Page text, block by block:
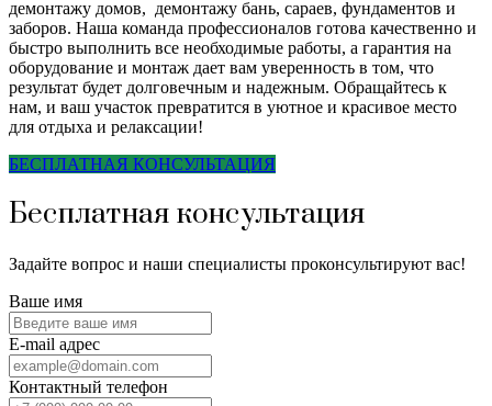
демонтажу домов, демонтажу бань, сараев, фундаментов и
заборов. Наша команда профессионалов готова качественно и
быстро выполнить все необходимые работы, а гарантия на
оборудование и монтаж дает вам уверенность в том, что
результат будет долговечным и надежным. Обращайтесь к
нам, и ваш участок превратится в уютное и красивое место
для отдыха и релаксации!
БЕСПЛАТНАЯ КОНСУЛЬТАЦИЯ
Бесплатная консультация
Задайте вопрос и наши специалисты проконсультируют вас!
Ваше имя
E-mail адрес
Контактный телефон